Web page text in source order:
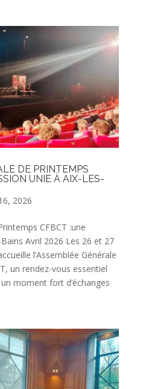
DE PRINTEMPS
UNIE À AIX-LES-
2026
CFBCT :une
Avril 2026 Les 26 et 27
l’Assemblée Générale
un rendez-vous essentiel
moment fort d’échanges